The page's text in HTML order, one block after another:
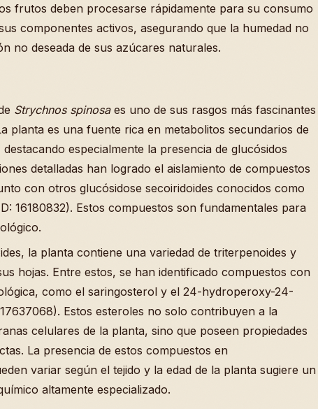
frutos deben procesarse rápidamente para su consumo
componentes activos, asegurando que la humedad no
no deseada de sus azúcares naturales.
Strychnos spinosaes uno de sus rasgos más fascinantes
planta es una fuente rica en metabolitos secundarios de
especialmente la presencia de glucósidos
detalladas han logrado el aislamiento de compuestos
con otros glucósidose secoiridoides conocidos como
16180832). Estos compuestos son fundamentales para
la planta contiene una variedad de triterpenoides y
hojas. Entre estos, se han identificado compuestos con
como el saringosterol y el 24-hydroperoxy-24-
Estos esteroles no solo contribuyen a la
celulares de la planta, sino que poseen propiedades
La presencia de estos compuestos en
variar según el tejido y la edad de la planta sugiere un
altamente especializado.